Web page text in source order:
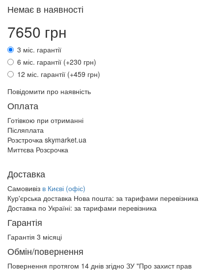
Немає в наявності
7650 грн
3 міс. гарантії
6 міс. гарантії (+230 грн)
12 міс. гарантії (+459 грн)
Повідомити про наявність
Оплата
Готівкою при отриманні
Післяплата
Розстрочка skymarket.ua
Миттєва Розсрочка
Доставка
Самовивіз в Києві (офіс)
Кур'єрська доставка Нова пошта: за тарифами перевізника
Доставка по Україні: за тарифами перевізника
Гарантія
Гарантія 3 місяці
Обмін/повернення
Повернення протягом 14 днів згідно ЗУ "Про захист прав